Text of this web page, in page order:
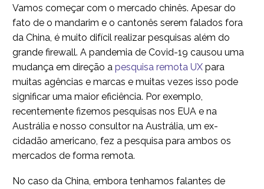
Vamos começar com o mercado chinês. Apesar do
fato de o mandarim e o cantonês serem falados fora
da China, é muito difícil realizar pesquisas além do
grande firewall. A pandemia de Covid-19 causou uma
mudança em direção a pesquisa remota UX para
muitas agências e marcas e muitas vezes isso pode
significar uma maior eficiência. Por exemplo,
recentemente fizemos pesquisas nos EUA e na
Austrália e nosso consultor na Austrália, um ex-
cidadão americano, fez a pesquisa para ambos os
mercados de forma remota.
No caso da China, embora tenhamos falantes de